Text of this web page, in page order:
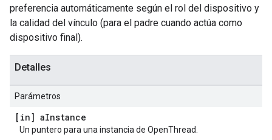
preferencia automáticamente según el rol del dispositivo y
la calidad del vínculo (para el padre cuando actúa como
dispositivo final).
Detalles
Parámetros
[in] aInstance
Un puntero para una instancia de OpenThread.